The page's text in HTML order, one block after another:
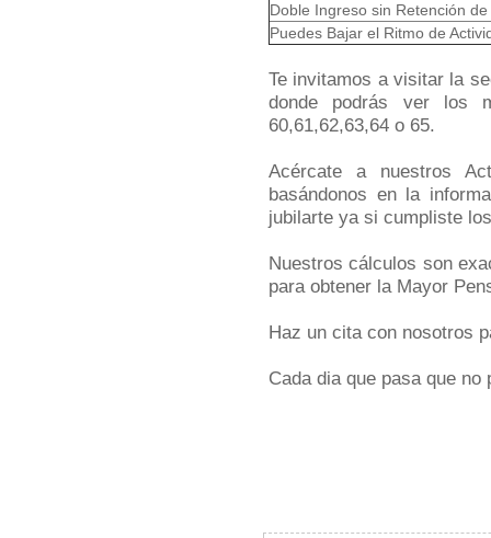
Doble Ingreso sin Retención
Puedes Bajar el Ritmo de
Te invitamos a visitar la
donde podrás ver los
60,61,62,63,64 o 65.
Acércate a nuestros
basándonos en la
jubilarte ya si cumpliste
Nuestros cálculos son
para obtener la Mayor
Haz un cita con nosotros
Cada dia que pasa que